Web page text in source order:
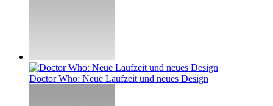
Doctor Who: Neue Laufzeit und neues Design